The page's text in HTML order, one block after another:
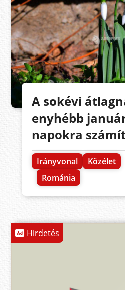
A sokévi
enyhébb
napokra
Irányvonal
Közélet
Románia
Hirdetés